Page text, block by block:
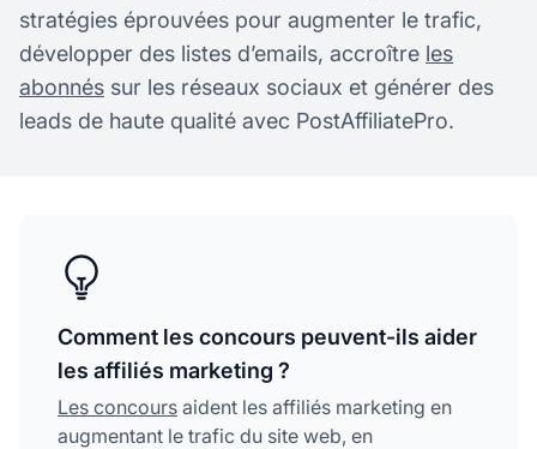
stratégies éprouvées pour augmenter le trafic,
développer des listes d’emails, accroître les
abonnés sur les réseaux sociaux et générer des
leads de haute qualité avec PostAffiliatePro.
Comment les concours peuvent-ils aider
les affiliés marketing ?
Les concours aident les affiliés marketing en
augmentant le trafic du site web, en